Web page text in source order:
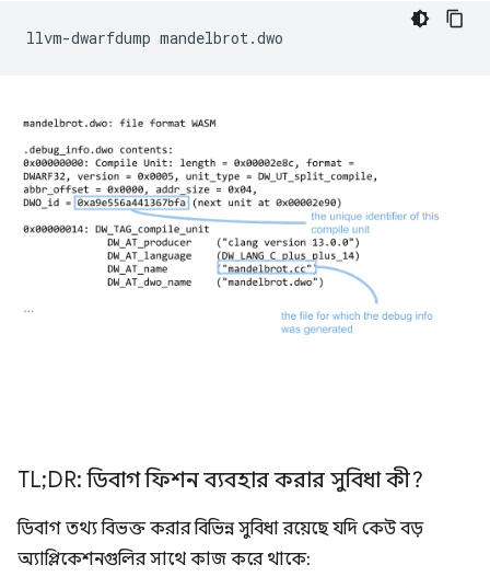
llvm-dwarfdump
TL;DR: ডিবাগ ফিশন ব্যবহার করার সুবিধা কী?
ডিবাগ তথ্য বিভক্ত করার বিভিন্ন সুবিধা রয়েছে যদি কেউ বড়
অ্যাপ্লিকেশনগুলির সাথে কাজ করে থাকে: